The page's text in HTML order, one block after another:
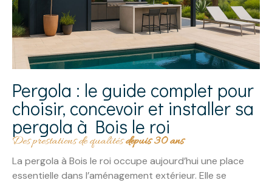
Pergola : le guide complet pour
choisir, concevoir et installer sa
pergola à Bois le roi
Des prestations de qualitésdepuis 30 ans
La pergola à Bois le roi occupe aujourd’hui une place
essentielle dans l’aménagement extérieur. Elle se